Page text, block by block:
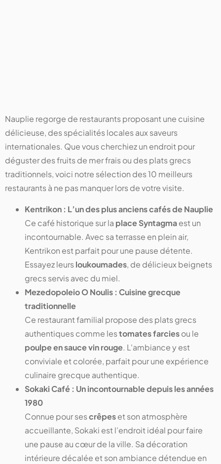
Nauplie regorge de restaurants proposant une cuisine
délicieuse, des spécialités locales aux saveurs
internationales. Que vous cherchiez un endroit pour
déguster des fruits de mer frais ou des plats grecs
traditionnels, voici notre sélection des 10 meilleurs
restaurants à ne pas manquer lors de votre visite.
Kentrikon : L’un des plus anciens cafés de Nauplie
Ce café historique sur la place Syntagmaest un
incontournable. Avec sa terrasse en plein air,
Kentrikon est parfait pour une pause détente.
Essayez leursloukoumades, de délicieux beignets
grecs servis avec du miel.
Mezedopoleio O Noulis : Cuisine grecque
traditionnelle
Ce restaurant familial propose des plats grecs
authentiques comme lestomates farciesou le
poulpe en sauce vin rouge. L'ambiance y est
conviviale et colorée, parfait pour une expérience
culinaire grecque authentique.
Sokaki Café : Un incontournable depuis les années
1980
Connue pour sescrêpeset son atmosphère
accueillante, Sokaki est l’endroit idéal pour faire
une pause au cœur de la ville. Sa décoration
intérieure décalée et son ambiance détendue en